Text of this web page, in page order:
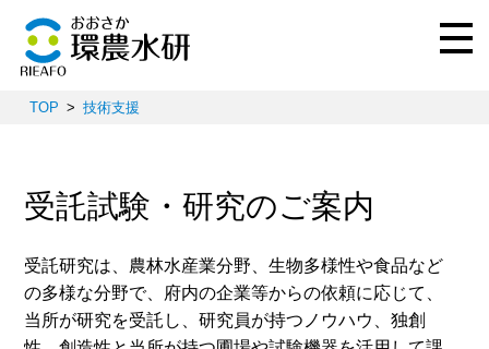
TOP 技術支援
受託試験・研究のご案内
受託研究は、農林水産業分野、生物多様性や食品など
の多様な分野で、府内の企業等からの依頼に応じて、
当所が研究を受託し、研究員が持つノウハウ、独創